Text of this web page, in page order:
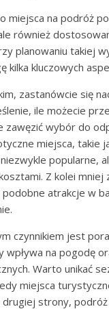
miejsca na podróż
również
planowaniu takiej
kilka kluczowych
zastanówcie się
ile możecie
zawęzić wybór do
miejsca, takie
popularne,
Z kolei mniej
atrakcje w
czynnikiem jest
wpływa na pogodę
Warto unikać
miejsca
drugiej strony,